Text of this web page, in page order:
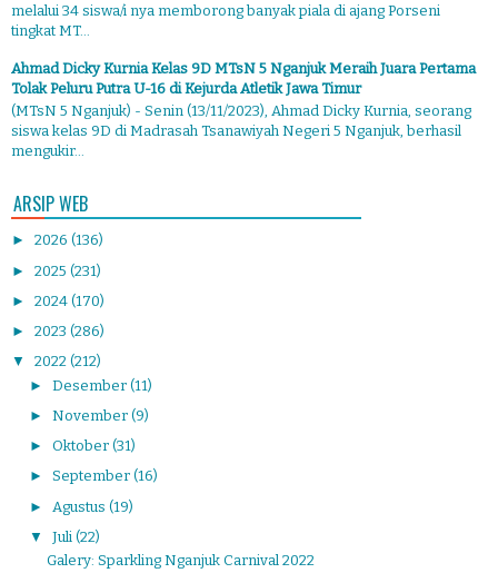
melalui 34 siswa/i nya memborong banyak piala di ajang Porseni
tingkat MT...
Ahmad Dicky Kurnia Kelas 9D MTsN 5 Nganjuk Meraih Juara Pertama
Tolak Peluru Putra U-16 di Kejurda Atletik Jawa Timur
(MTsN 5 Nganjuk) - Senin (13/11/2023), Ahmad Dicky Kurnia, seorang
siswa kelas 9D di Madrasah Tsanawiyah Negeri 5 Nganjuk, berhasil
mengukir...
ARSIP WEB
► 2026 (136)
► 2025 (231)
► 2024 (170)
► 2023 (286)
▼ 2022 (212)
► Desember (11)
► November (9)
► Oktober (31)
► September (16)
► Agustus (19)
▼ Juli (22)
Galery: Sparkling Nganjuk Carnival 2022